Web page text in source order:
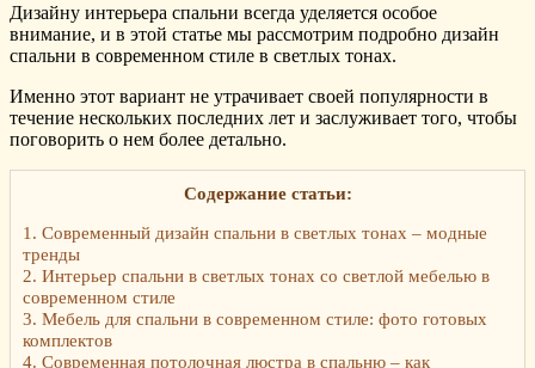
Дизайну интерьера спальни всегда уделяется особое
внимание, и в этой статье мы рассмотрим подробно дизайн
спальни в современном стиле в светлых тонах.
Именно этот вариант не утрачивает своей популярности в
течение нескольких последних лет и заслуживает того, чтобы
поговорить о нем более детально.
Содержание статьи:
1. Современный дизайн спальни в светлых тонах – модные
тренды
2. Интерьер спальни в светлых тонах со светлой мебелью в
современном стиле
3. Мебель для спальни в современном стиле: фото готовых
комплектов
4. Современная потолочная люстра в спальню – как